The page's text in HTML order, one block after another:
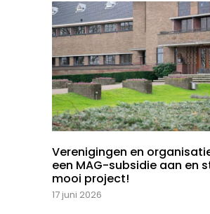
Verenigingen en
een MAG-subsidie aan en
mooi project!
17 juni 2026